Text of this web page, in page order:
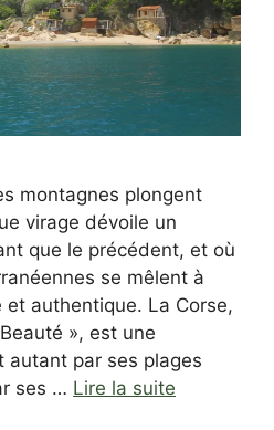
montagnes plongent
virage dévoile un
que le précédent, et où
se mêlent à
authentique. La Corse,
», est une
autant par ses plages
ses … Lire la suite